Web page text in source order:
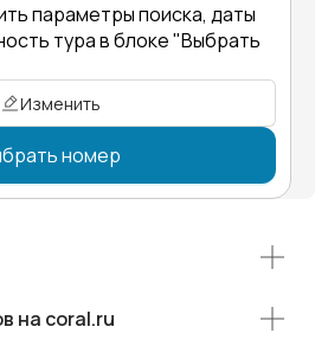
параметры поиска, даты
тура в блоке "Выбрать
Изменить
номер
на coral.ru